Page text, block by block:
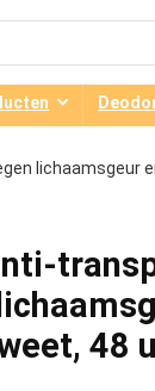
lichaamsgeur
48